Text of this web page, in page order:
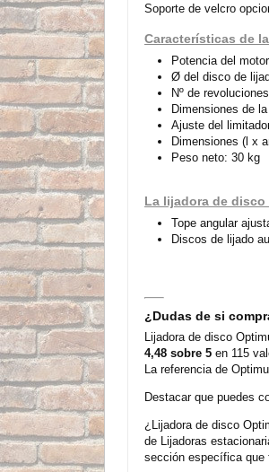
Soporte de velcro
Características de
Potencia del
Ø del disco de
Nº de
Dimensiones de
Ajuste del
Dimensiones (l x
Peso neto: 30 kg
La lijadora de disco
Tope angular
Discos de lijado
¿Dudas de si
Lijadora de disco
4,48 sobre 5 en 115
La referencia de
Destacar que puedes
¿Lijadora de disco
de Lijadoras
sección específica que